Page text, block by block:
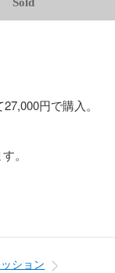
円で購入。
。
ション